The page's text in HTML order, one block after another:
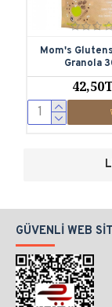
Mom's
Granola
GÜVENLI WEB